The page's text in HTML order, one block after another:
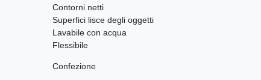
Contorni netti
Superfici lisce degli oggetti
Lavabile con acqua
Flessibile
Confezione